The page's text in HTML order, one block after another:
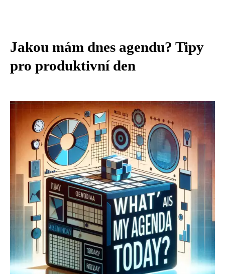
Jakou mám dnes agendu? Tipy
pro produktivní den